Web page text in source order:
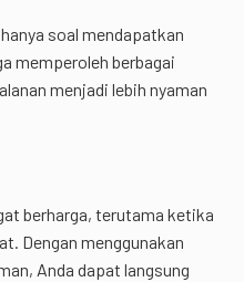
soal mendapatkan
memperoleh berbagai
menjadi lebih nyaman
berharga, terutama ketika
Dengan menggunakan
Anda dapat langsung